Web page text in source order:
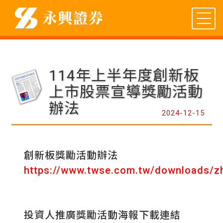
114年上半年度創新板
上市股票宣導獎勵活動
辦法
2024-12-15
創新板獎勵活動辦法
https://www.twse.com.tw/downloads/
投資人推廣獎勵活動海報下載連結